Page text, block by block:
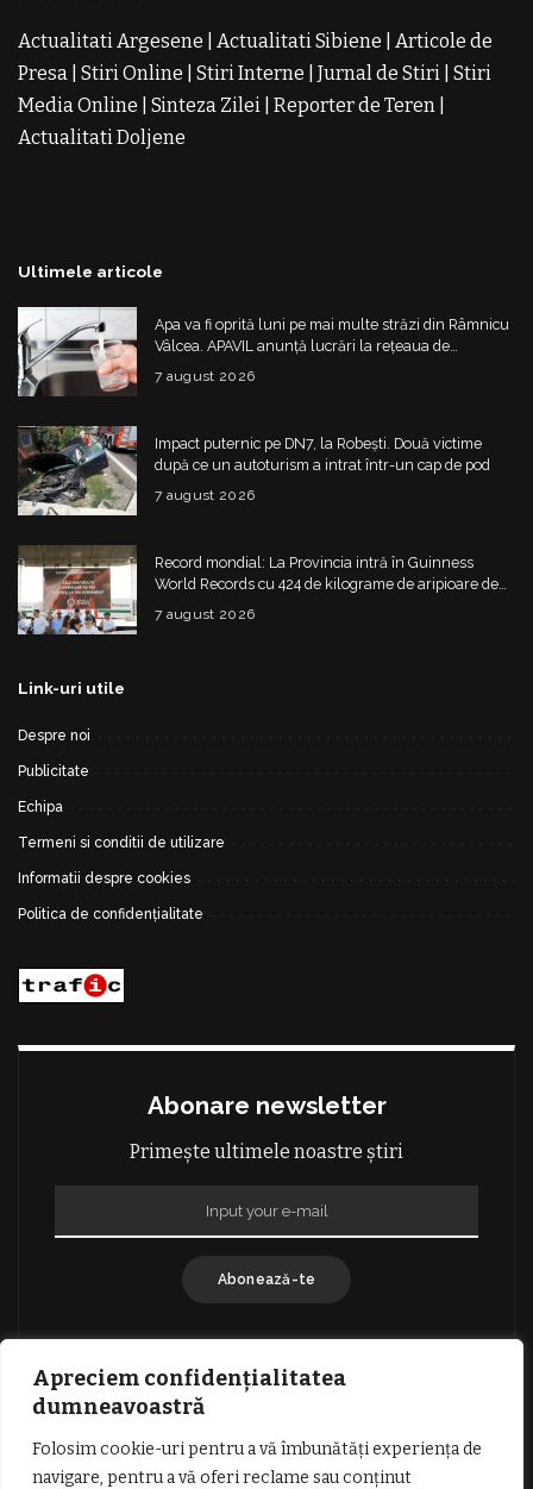
Apreciem confidențialitatea
dumneavoastră
Folosim cookie-uri pentru a vă îmbunătăți experiența de
navigare, pentru a vă oferi reclame sau conținut
Actualitati Argesene Actualitati Sibiene
Articole de
Presa Stiri Online Stiri Interne Jurnal de Stiri Stiri
Media Online
Sinteza Zilei Reporter de Teren
Actualitati Doljene
Ultimele articole
Apa va fi oprită luni pe mai multe străzi din Râmnicu
Vâlcea. APAVIL anunță lucrări la rețeaua de
alimentare
7 august 2026
Impact puternic pe DN7, la Robești. Două victime
după ce un autoturism a intrat într-un cap de pod
7 august 2026
Record mondial: La Provincia intră în Guinness
World Records cu 424 de kilograme de aripioare de
pui servite la un eveniment
7 august 2026
Link-uri utile
Despre noi
Publicitate
Echipa
Termeni si conditii de utilizare
Informatii despre cookies
Politica de confidențialitate
Abonare newsletter
Primește ultimele noastre știri
Abonează-te